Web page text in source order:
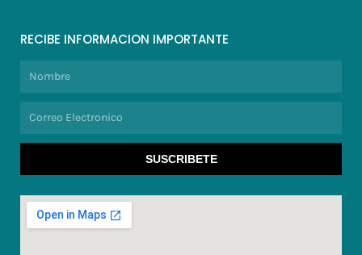
RECIBE INFORMACION IMPORTANTE
SUSCRIBETE